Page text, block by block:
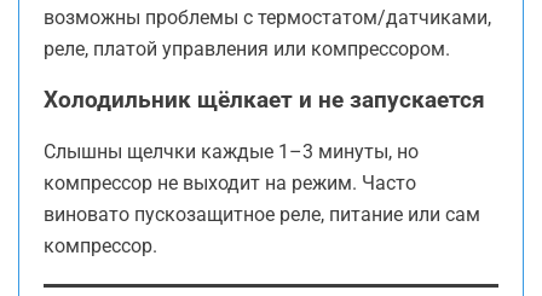
возможны проблемы с термостатом/датчиками,
реле, платой управления или компрессором.
Холодильник щёлкает и не запускается
Слышны щелчки каждые 1–3 минуты, но
компрессор не выходит на режим. Часто
виновато пускозащитное реле, питание или сам
компрессор.